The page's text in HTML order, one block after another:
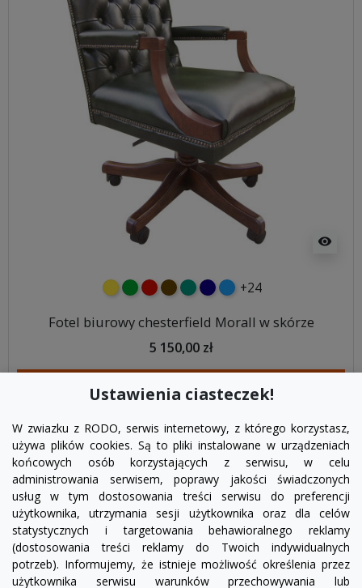
visibility
żółtyzielonyczerwony
czekoladowy
turkusowy
granatowy
niebieski
+24
Fotel biurowy chesterfield Morall w skórze
5 150,00 zł
FacebookYouTubePinterest
Ustawienia ciasteczek!
W zwiazku z RODO, serwis internetowy, z którego korzystasz,
używa plików cookies. Są to pliki instalowane w urządzeniach
końcowych osób korzystających z serwisu, w celu
administrowania serwisem, poprawy jakości świadczonych
usług w tym dostosowania treści serwisu do preferencji
użytkownika, utrzymania sesji użytkownika oraz dla celów
statystycznych i targetowania behawioralnego reklamy
(dostosowania treści reklamy do Twoich indywidualnych
potrzeb). Informujemy, że istnieje możliwość określenia przez
użytkownika serwisu warunków przechowywania lub